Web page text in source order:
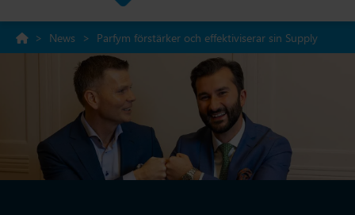
> News > Parfym förstärker och effektiviserar sin Supply
Chain med Slimstock